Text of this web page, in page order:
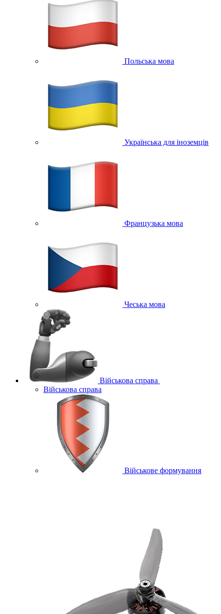
Польська мова
Українська для іноземців
Французька мова
Чеська мова
Військова справа
Військова справа
Військове формування